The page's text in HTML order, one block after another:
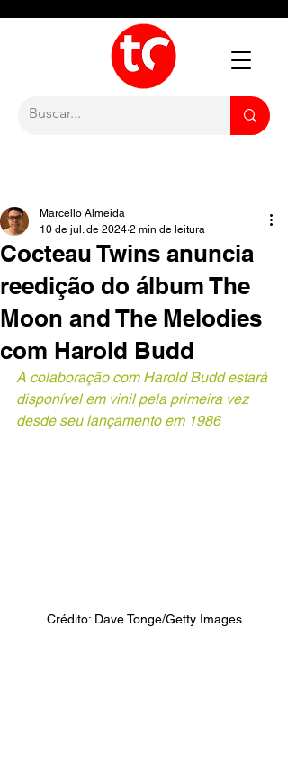
Cocteau Twins anuncia
reedição do álbum The
Moon and The Melodies
com Harold Budd
Marcello Almeida
10 de jul. de 2024 2 min de leitura
A colaboração com Harold Budd estará
disponível em vinil pela primeira vez
desde seu lançamento em 1986
Crédito: Dave Tonge/Getty Images